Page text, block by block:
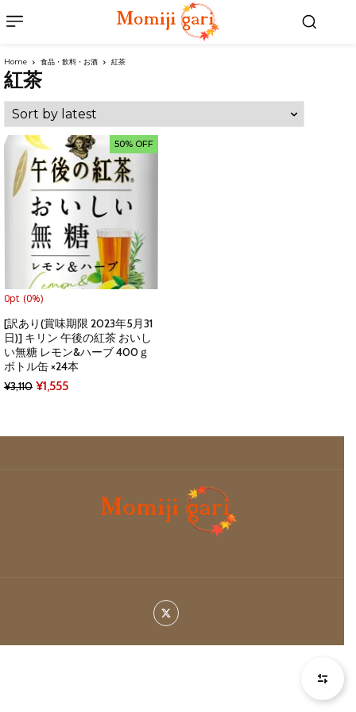
Home 食品・飲料・お酒 紅茶
紅茶
50% OFF
0pt (0%)
[訳あり(賞味期限 2023年5月31
日)] キリン 午後の紅茶 おいし
い無糖 レモン&ハーブ 400ｇ
ボトル缶 ×24本
¥3,110 Original
¥1,555Current